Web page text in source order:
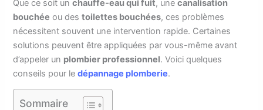
Que ce soit unchauffe-eau qui fuit, unecanalisation
bouchée ou destoilettes bouchées, ces problèmes
nécessitent souvent une intervention rapide. Certaines
solutions peuvent être appliquées par vous-même avant
d’appeler un plombier professionnel. Voici quelques
conseils pour ledépannage plomberie.
Sommaire